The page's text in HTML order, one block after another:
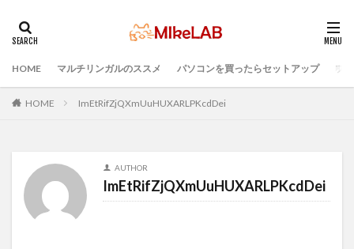
HOME マルチリンガルのススメ パソコンを買ったらセットアップ プ
HOME ImEtRifZjQXmUuHUXARLPKcdDei
AUTHOR
ImEtRifZjQXmUuHUXARLPKcdDei
タグ
選ぶ PCセットアップ 初心者
セキュリティ対策ソフト